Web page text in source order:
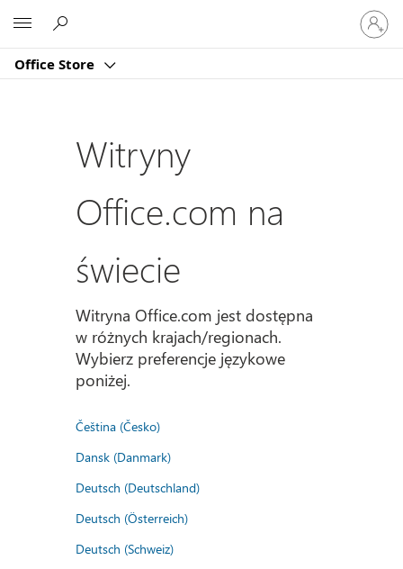
Office Store
Zaloguj
się
do
konta
Witryny
Office.com na
świecie
Witryna Office.com jest dostępna
w różnych krajach/regionach.
Wybierz preferencje językowe
poniżej.
Čeština (Česko)
Dansk (Danmark)
Deutsch (Deutschland)
Deutsch (Österreich)
Deutsch (Schweiz)